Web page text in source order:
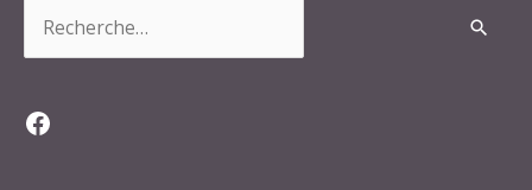
Facebook